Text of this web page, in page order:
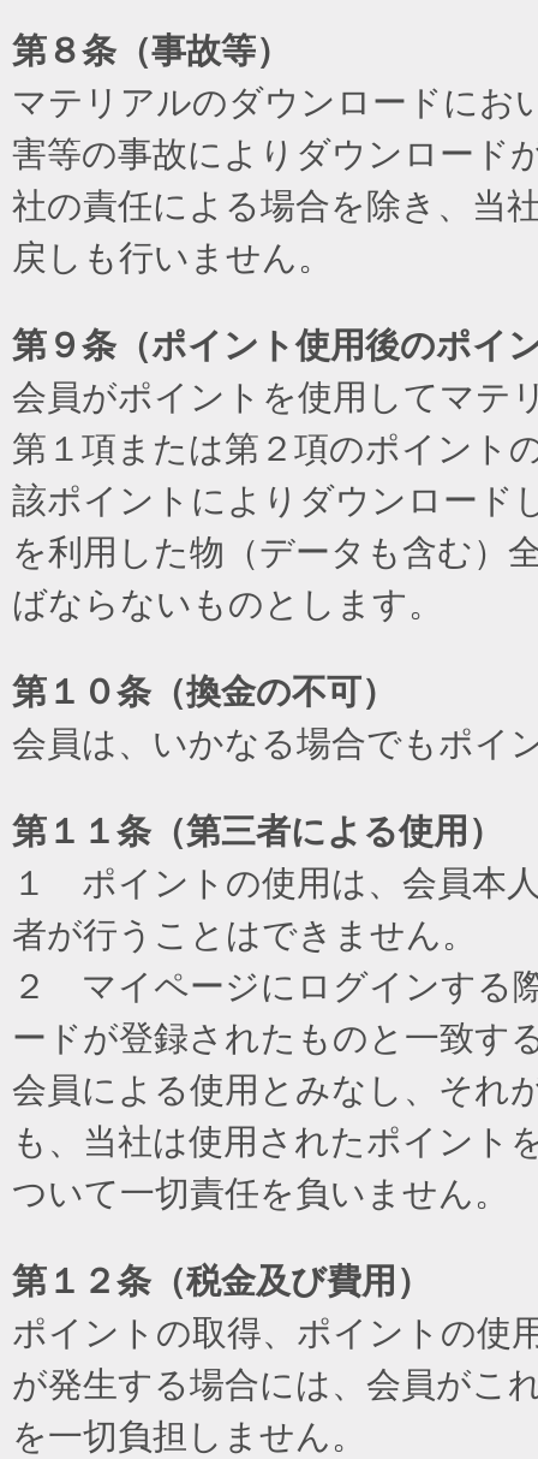
第８条（事故等）
マテリアルのダウンロードにお
害等の事故によりダウンロード
社の責任による場合を除き、当
戻しも行いません。
第９条（ポイント使用後のポイ
会員がポイントを使用してマテ
第１項または第２項のポイント
該ポイントによりダウンロード
を利用した物（データも含む）
ばならないものとします。
第１０条（換金の不可）
会員は、いかなる場合でもポイ
第１１条（第三者による使用）
１ ポイントの使用は、会員本
者が行うことはできません。
２ マイページにログインする
ードが登録されたものと一致す
会員による使用とみなし、それ
も、当社は使用されたポイント
ついて一切責任を負いません。
第１２条（税金及び費用）
ポイントの取得、ポイントの使
が発生する場合には、会員がこ
を一切負担しません。